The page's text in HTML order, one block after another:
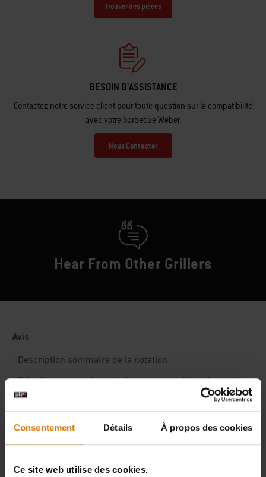
Consentement Détails À propos des cookies
Ce site web utilise des cookies.
Trouver des pièces
BESOIN D'ASSISTANCE
Contactez notre service client pour toute question sur la compatibilité
avec votre barbecue Weber.
Nous Contacter
Hear From Other Grillers